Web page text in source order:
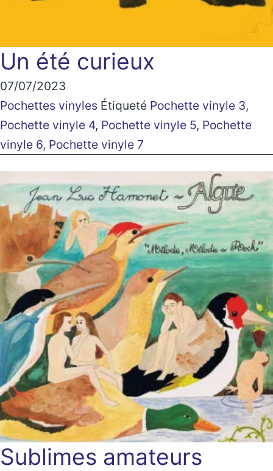
Un été curieux
07/07/2023
Pochettes vinyles Étiqueté Pochette vinyle 3,
Pochette vinyle 4, Pochette vinyle 5, Pochette
vinyle 6, Pochette vinyle 7
Sublimes amateurs